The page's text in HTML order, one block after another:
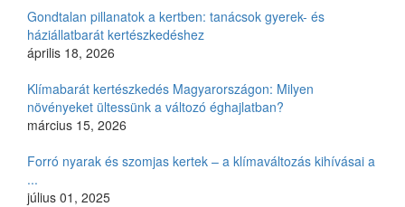
Gondtalan pillanatok a kertben: tanácsok gyerek- és
háziállatbarát kertészkedéshez
április 18, 2026
Klímabarát kertészkedés Magyarországon: Milyen
növényeket ültessünk a változó éghajlatban?
március 15, 2026
Forró nyarak és szomjas kertek – a klímaváltozás kihívásai a
...
július 01, 2025